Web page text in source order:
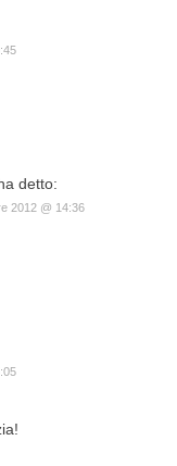
detto:
2012 @ 14:36